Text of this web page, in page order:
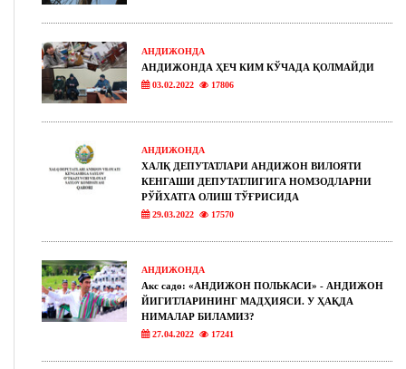
АНДИЖОНДА
АНДИЖОНДА ҲЕЧ КИМ КЎЧАДА ҚОЛМАЙДИ
03.02.2022 17806
АНДИЖОНДА
ХАЛҚ ДЕПУТАТЛАРИ АНДИЖОН ВИЛОЯТИ
КЕНГАШИ ДЕПУТАТЛИГИГА НОМЗОДЛАРНИ
РЎЙХАТГА ОЛИШ ТЎҒРИСИДА
29.03.2022 17570
АНДИЖОНДА
Акс садо: «АНДИЖОН ПОЛЬКАСИ» - АНДИЖОН
ЙИГИТЛАРИНИНГ МАДҲИЯСИ. У ҲАҚДА
НИМАЛАР БИЛАМИЗ?
27.04.2022 17241